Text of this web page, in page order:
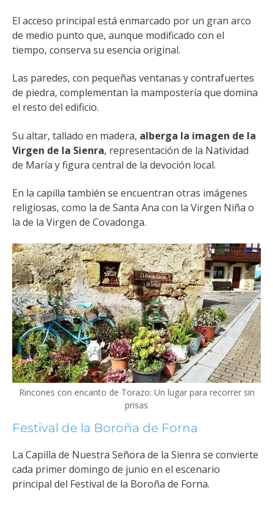
El acceso principal está enmarcado por un gran arco
de medio punto que, aunque modificado con el
tiempo, conserva su esencia original.
Las paredes, con pequeñas ventanas y contrafuertes
de piedra, complementan la mampostería que domina
el resto del edificio.
Su altar, tallado en madera, alberga la imagen de la
Virgen de la Sienra, representación de la Natividad
de María y figura central de la devoción local.
En la capilla también se encuentran otras imágenes
religiosas, como la de Santa Ana con la Virgen Niña o
la de la Virgen de Covadonga.
Rincones con encanto de Torazo: Un lugar para recorrer sin
prisas
Festival de la Boroña de Forna
La Capilla de Nuestra Señora de la Sienra se convierte
cada primer domingo de junio en el escenario
principal del Festival de la Boroña de Forna.